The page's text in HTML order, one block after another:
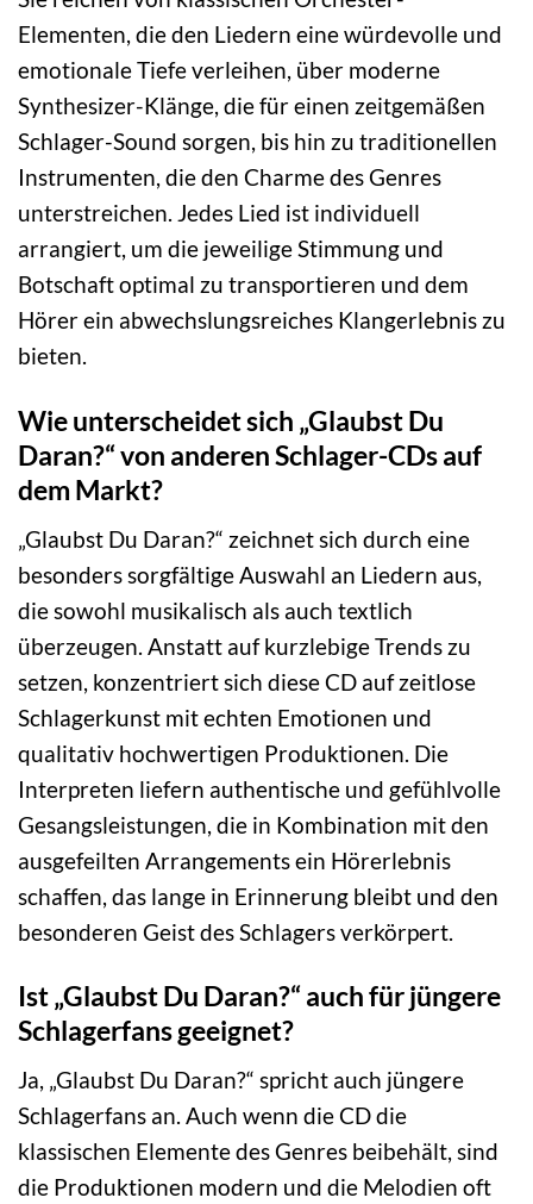
Elementen, die den Liedern eine würdevolle und
emotionale Tiefe verleihen, über moderne
Synthesizer-Klänge, die für einen zeitgemäßen
Schlager-Sound sorgen, bis hin zu traditionellen
Instrumenten, die den Charme des Genres
unterstreichen. Jedes Lied ist individuell
arrangiert, um die jeweilige Stimmung und
Botschaft optimal zu transportieren und dem
Hörer ein abwechslungsreiches Klangerlebnis zu
bieten.
Wie unterscheidet sich „Glaubst Du
Daran?“ von anderen Schlager-CDs auf
dem Markt?
„Glaubst Du Daran?“ zeichnet sich durch eine
besonders sorgfältige Auswahl an Liedern aus,
die sowohl musikalisch als auch textlich
überzeugen. Anstatt auf kurzlebige Trends zu
setzen, konzentriert sich diese CD auf zeitlose
Schlagerkunst mit echten Emotionen und
qualitativ hochwertigen Produktionen. Die
Interpreten liefern authentische und gefühlvolle
Gesangsleistungen, die in Kombination mit den
ausgefeilten Arrangements ein Hörerlebnis
schaffen, das lange in Erinnerung bleibt und den
besonderen Geist des Schlagers verkörpert.
Ist „Glaubst Du Daran?“ auch für jüngere
Schlagerfans geeignet?
Ja, „Glaubst Du Daran?“ spricht auch jüngere
Schlagerfans an. Auch wenn die CD die
klassischen Elemente des Genres beibehält, sind
die Produktionen modern und die Melodien oft